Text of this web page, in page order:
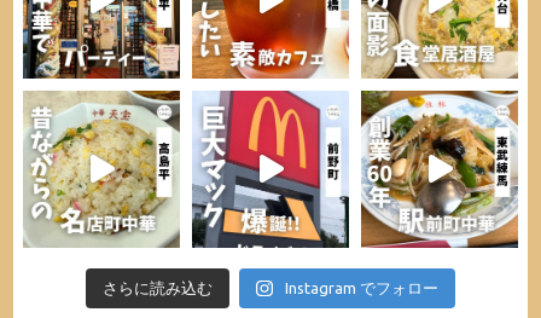
さらに読み込む Instagram でフォロー